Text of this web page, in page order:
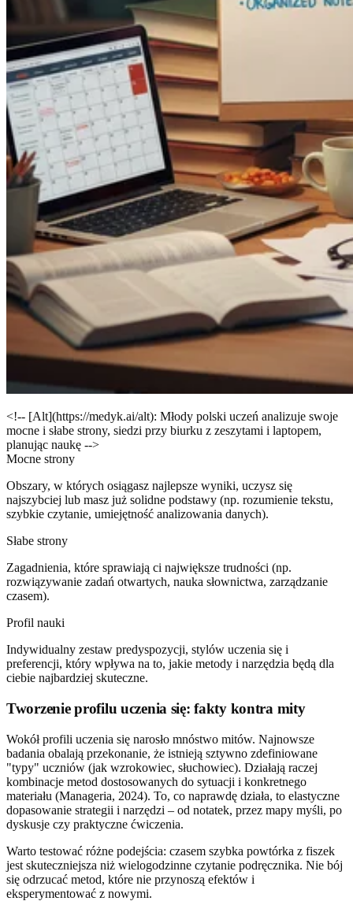
<!-- [Alt](https://medyk.ai/alt): Młody polski uczeń analizuje swoje
mocne i słabe strony, siedzi przy biurku z zeszytami i laptopem,
planując naukę -->
Mocne strony
Obszary, w których osiągasz najlepsze wyniki, uczysz się
najszybciej lub masz już solidne podstawy (np. rozumienie tekstu,
szybkie czytanie, umiejętność analizowania danych).
Słabe strony
Zagadnienia, które sprawiają ci największe trudności (np.
rozwiązywanie zadań otwartych, nauka słownictwa, zarządzanie
czasem).
Profil nauki
Indywidualny zestaw predyspozycji, stylów uczenia się i
preferencji, który wpływa na to, jakie metody i narzędzia będą dla
ciebie najbardziej skuteczne.
Tworzenie profilu uczenia się: fakty kontra mity
Wokół profili uczenia się narosło mnóstwo mitów. Najnowsze
badania obalają przekonanie, że istnieją sztywno zdefiniowane
"typy" uczniów (jak wzrokowiec, słuchowiec). Działają raczej
kombinacje metod dostosowanych do sytuacji i konkretnego
materiału (Manageria, 2024). To, co naprawdę działa, to elastyczne
dopasowanie strategii i narzędzi – od notatek, przez mapy myśli, po
dyskusje czy praktyczne ćwiczenia.
Warto testować różne podejścia: czasem szybka powtórka z fiszek
jest skuteczniejsza niż wielogodzinne czytanie podręcznika. Nie bój
się odrzucać metod, które nie przynoszą efektów i
eksperymentować z nowymi.